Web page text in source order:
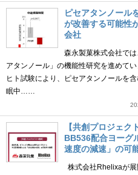
ピセアタンノール
が改善する可能性
会社
森永製菓株式会社で
アタンノール」の機能性研究を進めて
ヒト試験により、ピセアタンノールを
眠中……
【共創プロジェ
BB536配合ヨーグ
速度の減速」の可
株式会社Rhelixaが展